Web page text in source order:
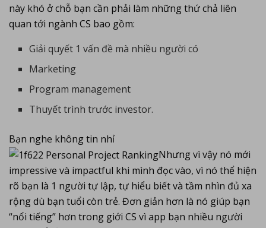
này khó ở chỗ bạn cần phải làm những thứ chả liên
quan tới ngành CS bao gồm:
Giải quyết 1 vấn đề mà nhiều người có
Marketing
Program management
Thuyết trình trước investor.
Bạn nghe không tin nhỉ
Nhưng vì vậy nó mới
impressive và impactful khi mình đọc vào, vì nó thể hiện
rõ bạn là 1 người tự lập, tự hiểu biết và tầm nhìn đủ xa
rộng dù bạn tuổi còn trẻ. Đơn giản hơn là nó giúp bạn
“nổi tiếng” hơn trong giới CS vì app bạn nhiều người